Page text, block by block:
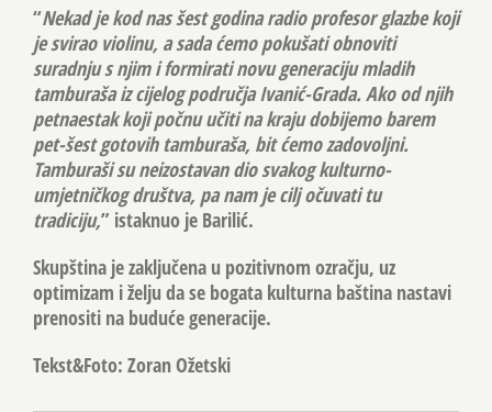
“Nekad je kod nas šest godina radio profesor glazbe koji
je svirao violinu, a sada ćemo pokušati obnoviti
suradnju s njim i formirati novu generaciju mladih
tamburaša iz cijelog područja Ivanić-Grada. Ako od njih
petnaestak koji počnu učiti na kraju dobijemo barem
pet-šest gotovih tamburaša, bit ćemo zadovoljni.
Tamburaši su neizostavan dio svakog kulturno-
umjetničkog društva, pa nam je cilj očuvati tu
tradiciju,” istaknuo je Barilić.
Skupština je zaključena u pozitivnom ozračju, uz
optimizam i želju da se bogata kulturna baština nastavi
prenositi na buduće generacije.
Tekst&Foto: Zoran Ožetski